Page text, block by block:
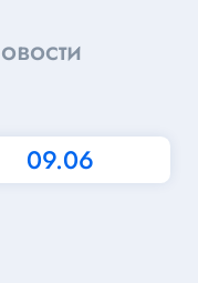
09.06